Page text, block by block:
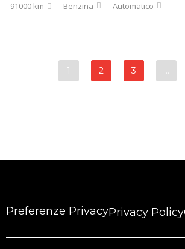
91000 km Benzina Automatico
1 2 3 …
Preferenze PrivacyPrivacy Policy